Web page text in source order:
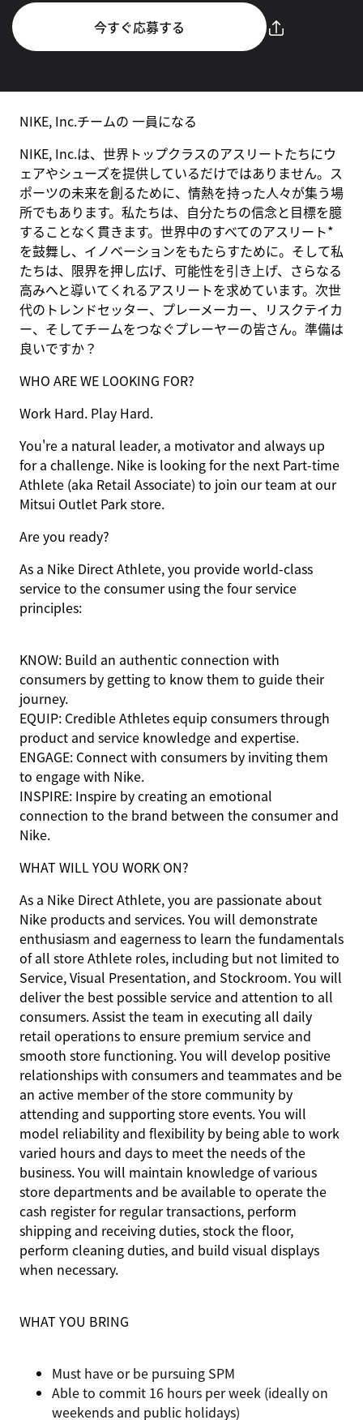
今すぐ応募する
NIKE, Inc.チームの 一員になる
NIKE, Inc.は、世界トップクラスのアスリートたちにウ
ェアやシューズを提供しているだけではありません。ス
ポーツの未来を創るために、情熱を持った人々が集う場
所でもあります。私たちは、自分たちの信念と目標を臆
することなく貫きます。世界中のすべてのアスリート*
を鼓舞し、イノベーションをもたらすために。そして私
たちは、限界を押し広げ、可能性を引き上げ、さらなる
高みへと導いてくれるアスリートを求めています。次世
代のトレンドセッター、プレーメーカー、リスクテイカ
ー、そしてチームをつなぐプレーヤーの皆さん。準備は
良いですか？
WHO ARE WE LOOKING FOR?
Work Hard. Play Hard.
You're a natural leader, a motivator and always up
for a challenge. Nike is looking for the next Part-time
Athlete (aka Retail Associate) to join our team at our
Mitsui Outlet Park store.
Are you ready?
As a Nike DirectAthlete,you provide world-class
service to the consumer using the four service
principles:
KNOW: Build an authentic connection with
consumers by getting to know them to guide their
journey.
EQUIP: Credible Athletes equip consumers through
product and service knowledge and expertise.
ENGAGE: Connect with consumers by inviting them
to engage with Nike.
INSPIRE: Inspire by creating an emotional
connection to the brand between the consumer and
Nike.
WHAT WILL YOU WORK ON?
As a Nike DirectAthlete,you are passionate about
Nike products and services. You will demonstrate
enthusiasm and eagerness to learn the fundamentals
of all store Athlete roles, including but not limited to
Service, Visual Presentation, and Stockroom. You will
deliver the best possible service and attention to all
consumers. Assist the team in executing all daily
retail operations to ensure premium service and
smooth store functioning. You will develop positive
relationships with consumers and teammates and be
an active member of the store community by
attending and supporting store events. You will
model reliability and flexibility by being able to work
varied hours and days to meet the needs of the
business. You will maintain knowledge of various
store departments and be available to operate the
cash register for regular transactions, perform
shipping and receiving duties, stock the floor,
perform cleaning duties, and build visual displays
when necessary.
WHAT YOU BRING
Must have or be pursuing SPM
Able to commit 16 hours per week (ideally on
weekends and public holidays)